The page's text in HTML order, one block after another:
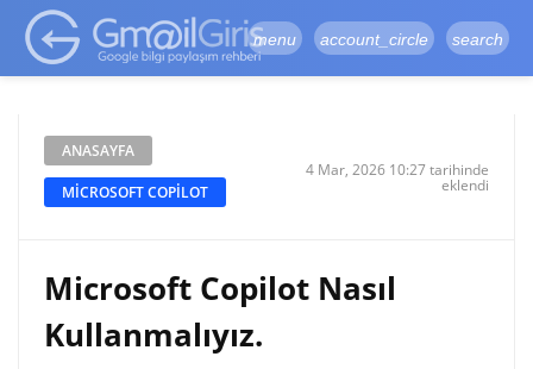
google-site-
verification=vqSI0upH550kabR5X8xpjMYieaXmuBueYgCJBW3uetM
menu account_circle search
ANASAYFA
MICROSOFT COPILOT
4 Mar, 2026 10:27 tarihinde
eklendi
Microsoft Copilot Nasıl
Kullanmalıyız.